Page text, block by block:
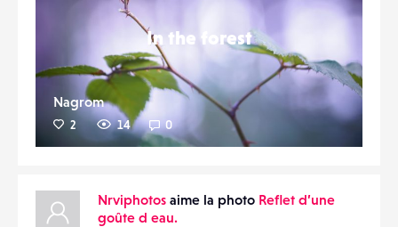
In the forest
Nagrom
2 14 0
Nrviphotos aime la photo Reflet d’une
goûte d eau.